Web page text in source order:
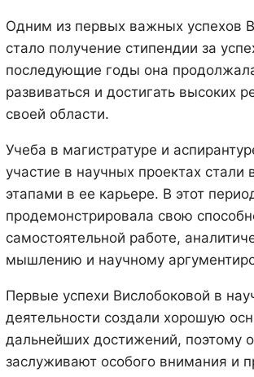
Одним из первых важных успехов
стало получение стипендии за
последующие годы она
развиваться и достигать высоких
своей области.
Учеба в магистратуре и
участие в научных проектах
этапами в ее карьере. В этот
продемонстрировала свою
самостоятельной работе,
мышлению и научному
Первые успехи Вислобоковой в
деятельности создали хорошую
дальнейших достижений, поэтому
заслуживают особого внимания и